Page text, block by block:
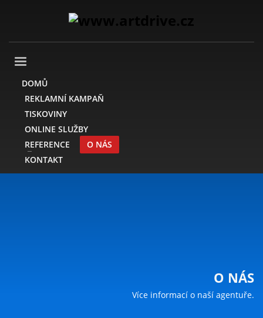
DOMŮ
REKLAMNÍ KAMPAŇ
TISKOVINY
ONLINE SLUŽBY
REFERENCE
O NÁS
KONTAKT
O NÁS
Více informací o naší agentuře.